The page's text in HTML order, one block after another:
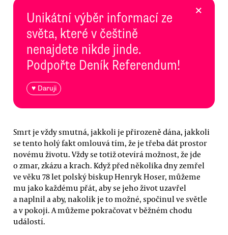
Unikátní výběr informací ze
světa, které v češtině
nenajdete nikde jinde.
Podpořte Deník Referendum!
♥ Daruji
×
Smrt je vždy smutná, jakkoli je přirozeně dána, jakkoli
se tento holý fakt omlouvá tím, že je třeba dát prostor
novému životu. Vždy se totiž otevírá možnost, že jde
o zmar, zkázu a krach. Když před několika dny zemřel
ve věku 78 let polský biskup Henryk Hoser, můžeme
mu jako každému přát, aby se jeho život uzavřel
a naplnil a aby, nakolik je to možné, spočinul ve světle
a v pokoji. A můžeme pokračovat v běžném chodu
událostí.